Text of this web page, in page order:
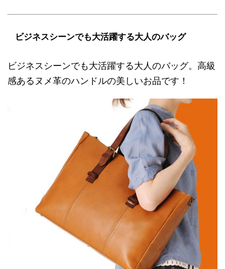
ビジネスシーンでも大活躍する大人のバッグ
ビジネスシーンでも大活躍する大人のバッグ。高級
感あるヌメ革のハンドルの美しいお品です！